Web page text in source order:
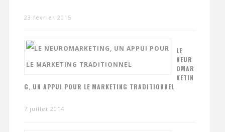
23 février 2015
LE
NEUR
OMAR
KETIN
G, UN APPUI POUR LE MARKETING TRADITIONNEL
7 juillet 2014